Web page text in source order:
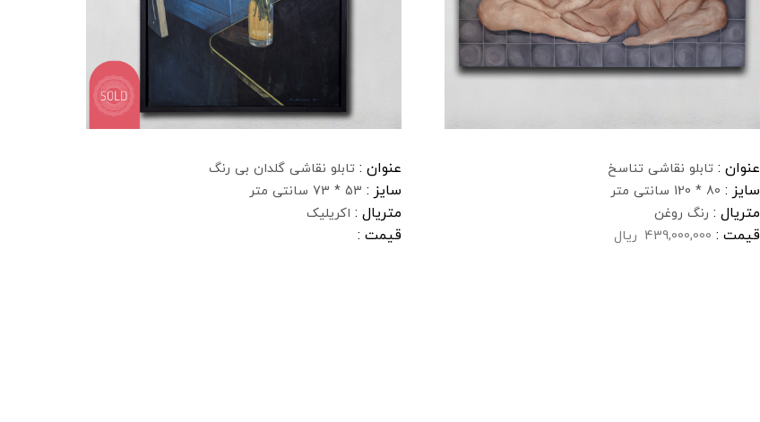
عنوان : تابلو نقاشی تناسخ
سایز : 80 * 120 سانتی متر
متریال : رنگ روغن
قیمت : 439,000,000 ریال
عنوان : تابلو نقاشی گلدان بی رنگ
سایز : 53 * 73 سانتی متر
متریال : اکریلیک
قیمت :